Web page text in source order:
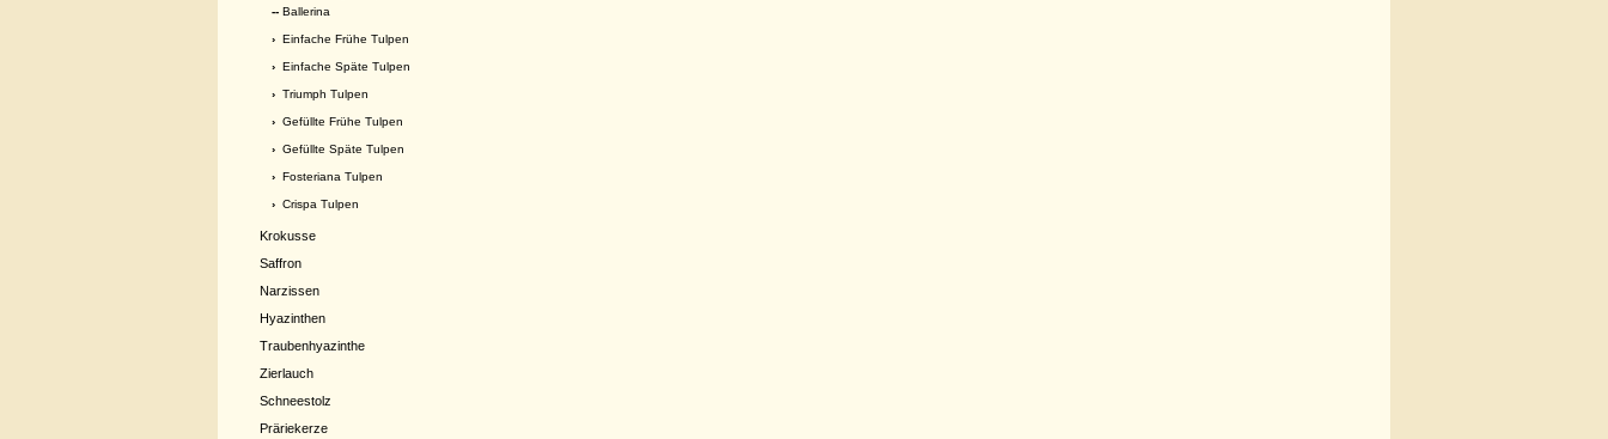
-- Ballerina
› Einfache Frühe Tulpen
› Einfache Späte Tulpen
› Triumph Tulpen
› Gefüllte Frühe Tulpen
› Gefüllte Späte Tulpen
› Fosteriana Tulpen
› Crispa Tulpen
Krokusse
Saffron
Narzissen
Hyazinthen
Traubenhyazinthe
Zierlauch
Schneestolz
Präriekerze